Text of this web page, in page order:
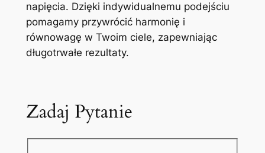
napięcia. Dzięki indywidualnemu podejściu
pomagamy przywrócić harmonię i
równowagę w Twoim ciele, zapewniając
długotrwałe rezultaty.
Zadaj Pytanie